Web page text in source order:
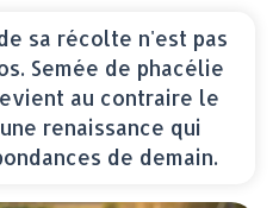
sa récolte n'est pas
Semée de phacélie
au contraire le
renaissance qui
de demain.